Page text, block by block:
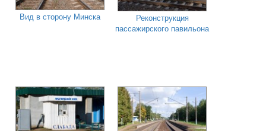
Вид в сторону Минска
Реконструкция
пассажирского павильона